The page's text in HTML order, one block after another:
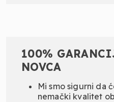
100%
NOVCA
Mi smo sigurni da
nemački kvalitet